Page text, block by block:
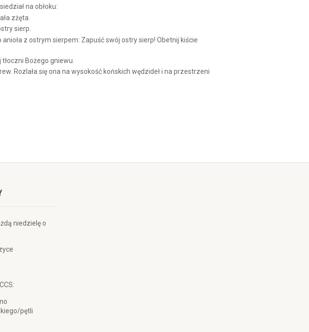
na obłoku:
zżęta.
sierp.
anioła z ostrym sierpem: Zapuść swój ostry sierp! Obetnij kiście
Bożego gniewu.
Rozlała się ona na wysokość końskich wędzideł i na przestrzeni
niedzielę o
pętli